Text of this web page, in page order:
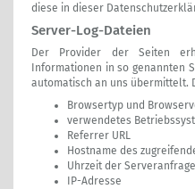
diese in dieser
Server-Log-Dateien
Der Provider der Seiten
Informationen in so genannten
automatisch an uns übermittelt.
Browsertyp und
verwendetes
Referrer URL
Hostname des
Uhrzeit der Serveranfrage
IP-Adresse